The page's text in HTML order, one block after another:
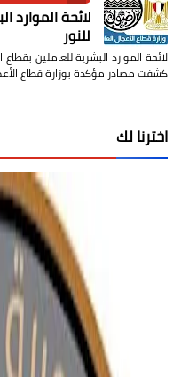
لائحة الموارد
للنور
لائحة الموارد البشرية للعاملين
كشفت مصادر مؤكدة بوزارة قطاع
اخترنا لك